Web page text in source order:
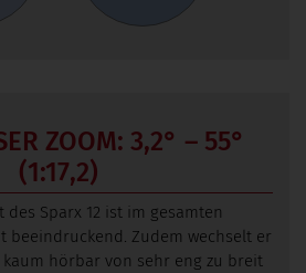
ZOOM: 3,2° – 55°
(1:17,2)
des Sparx 12 ist im gesamten
beeindruckend. Zudem wechselt er
hörbar von sehr eng zu breit